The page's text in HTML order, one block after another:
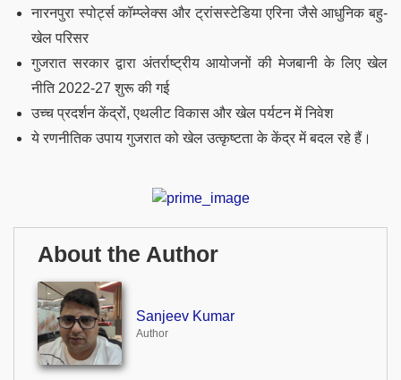
नारनपुरा स्पोर्ट्स कॉम्प्लेक्स और ट्रांसस्टेडिया एरिना जैसे आधुनिक बहु-
खेल परिसर
गुजरात सरकार द्वारा अंतर्राष्ट्रीय आयोजनों की मेजबानी के लिए खेल
नीति 2022-27 शुरू की गई
उच्च प्रदर्शन केंद्रों, एथलीट विकास और खेल पर्यटन में निवेश
ये रणनीतिक उपाय गुजरात को खेल उत्कृष्टता के केंद्र में बदल रहे हैं।
About the Author
Sanjeev Kumar
Author